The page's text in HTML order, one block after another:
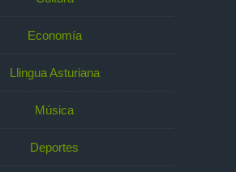
Economía
Llingua Asturiana
Música
Deportes